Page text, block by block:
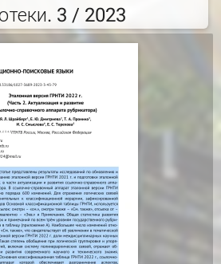
3 / 2023